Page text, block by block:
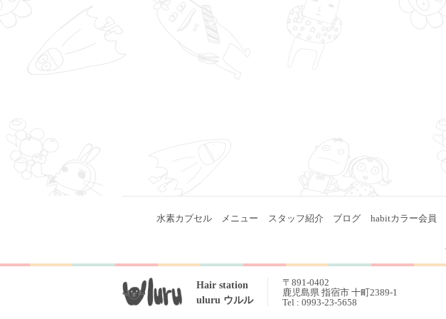
水素カプセル メニュー スタッフ紹介 ブログ habitカラー会員
Hair station
uluru ウルル
〒891-0402
鹿児島県 指宿市 十町2389-1
Tel : 0993-23-5658